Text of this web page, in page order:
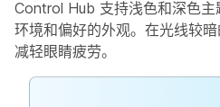
Control Hub 支持浅色和深色
环境和偏好的外观。在光线较
减轻眼睛疲劳。